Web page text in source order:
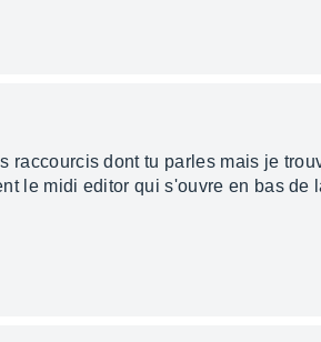
raccourcis dont tu parles mais je
le midi editor qui s'ouvre en bas de